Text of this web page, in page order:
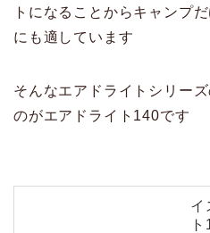
トになることからキャンプ
にも適しています
そんなエアドライトシリー
のがエアドライト140です
イ